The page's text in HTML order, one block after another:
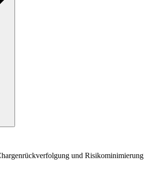
und Risikominimierung